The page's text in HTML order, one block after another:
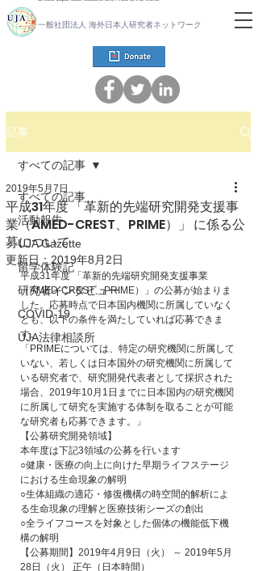
一般社団法人 海外日本人研究者ネットワーク
記事
すべての記事
活動報告
UJA Gazette
留学体験記
研究者インタビュー
COVID-19
UJA法律相談所
すべての記事
平成31年度 「革新的先端研究開発支援事
業（AMED-CREST、PRIME）」 に係る公
募について
2019年5月7日
更新日： 2019年8月2日
平成31年度 「革新的先端研究開発支援事業
（AMED-CREST、PRIME）」の公募が始まりま
した。応募時点で日本国内機関に所属していなく
とも、以下の条件を満たしていれば応募できま
す。
「PRIMEについては、特定の研究機関に所属して
いない、若しくは日本国外の研究機関に所属して
いる研究者で、研究開発代表者として採択された
場合、2019年10月1日までに日本国内の研究機関
に所属して研究を実施する体制を取ることが可能
な研究者も応募できます。」
【公募研究開発領域】
本年度は下記3領域の公募を行います
○健康・医療の向上に向けた早期ライフステージ
における生命現象の解明
○生体組織の適応・修復機構の時空間的解析によ
る生命現象の理解と医療技術シーズの創出
○全ライフコースを対象とした個体の機能低下機
構の解明
【公募期間】2019年4月9日（火） ～ 2019年5月
28日（火） 正午（日本時間）